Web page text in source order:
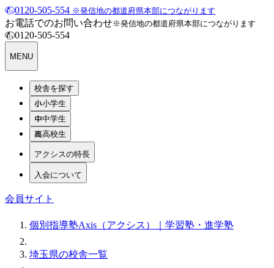
0120-505-554 ※発信地の都道府県本部につながります
お電話でのお問い合わせ※発信地の都道府県本部につながります
0120-505-554
MENU
校舎を探す
小学生
中学生
高校生
アクシスの特長
入会について
会員サイト
個別指導塾Axis（アクシス）｜学習塾・進学塾
埼玉県の校舎一覧